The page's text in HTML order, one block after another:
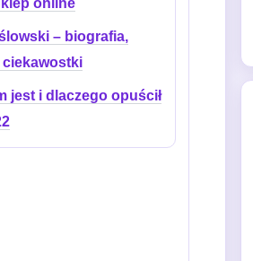
– biografia,
ciekawostki
jest i dlaczego opuścił